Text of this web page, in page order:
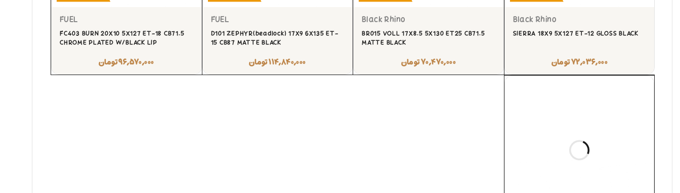
Black Rhino
SIERRA 18X9 5X127 ET-12 GLOSS BLACK
۷۲,۰۳۶,۰۰۰تومان
Black Rhino
BR015 VOLL 17X8.5 5X130 ET25 CB71.5
MATTE BLACK
۷۰,۴۷۰,۰۰۰تومان
FUEL
D101 ZEPHYR(beadlock) 17X9 6X135 ET-
15 CB87 MATTE BLACK
۱۱۴,۸۴۰,۰۰۰تومان
FUEL
FC403 BURN 20X10 5X127 ET-18 CB71.5
CHROME PLATED W/BLACK LIP
۹۶,۵۷۰,۰۰۰تومان